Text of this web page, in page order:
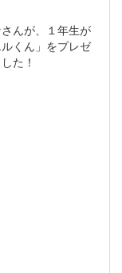
んが、１年生が
くん」をプレゼ
た！